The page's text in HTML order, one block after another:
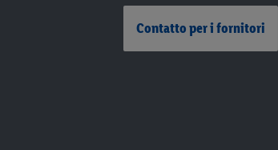
Contatto per i fornitori